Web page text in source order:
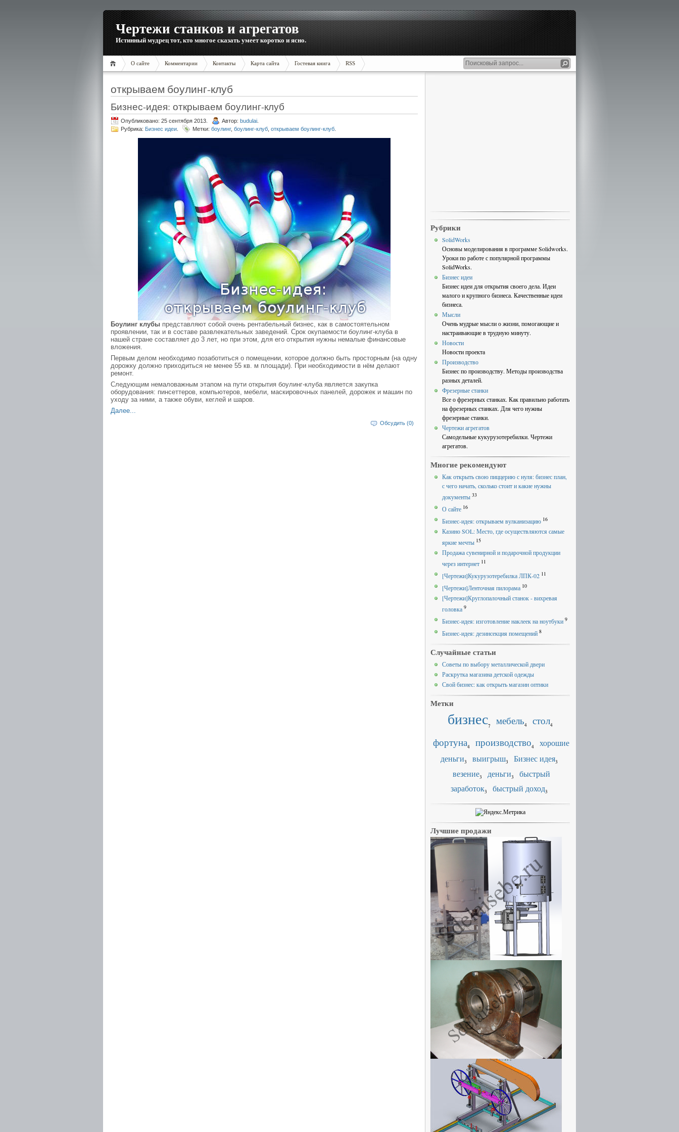
Чертежи станков и агрегатов
Истинный мудрец тот, кто многое сказать умеет коротко и ясно.
О сайте Комментарии Контакты Карта сайта Гостевая книга RSS
открываем боулинг-клуб
Бизнес-идея: открываем боулинг-клуб
Опубликовано: 25 сентября 2013. Автор: budulai
Рубрика: Бизнес идеи Метки: боулинг, боулинг-клуб открываем боулинг-клуб
Боулинг клубы представляют собой очень рентабельный бизнес, как в самостоятельном
проявлении, так и в составе развлекательных заведений. Срок окупаемости боулинг-клуба в
нашей стране составляет до 3 лет, но при этом, для его открытия нужны немалые финансовые
вложения.
Первым делом необходимо позаботиться о помещении, которое должно быть просторным (на одну
дорожку должно приходиться не менее 55 кв. м площади). При необходимости в нём делают
ремонт.
Следующим немаловажным этапом на пути открытия боулинг-клуба является закупка
оборудования: пинсеттеров, компьютеров, мебели, маскировочных панелей, дорожек и машин по
уходу за ними, а также обуви, кеглей и шаров.
Далее...
Обсудить (0)
Рубрики
SolidWorks
Основы моделирования в программе Solidworks.
Уроки по работе с популярной программы
SolidWorks.
Бизнес идеи
Бизнес идеи для открытия своего дела. Идеи
малого и крупного бизнеса. Качественные идеи
бизнеса.
Мысли
Очень мудрые мысли о жизни, помогающие и
настраивающие в трудную минуту.
Новости
Новости проекта
Производство
Бизнес по производству. Методы производства
разных деталей.
Фрезерные станки
Все о фрезерных станках. Как правильно работать
на фрезерных станках. Для чего нужны
фрезерные станки.
Чертежи агрегатов
Самодельные кукурузотеребилки. Чертежи
агрегатов.
Многие рекомендуют
Как открыть свою пиццерию с нуля: бизнес план,
с чего начать, сколько стоит и какие нужны
документы 33
О сайте 16
Бизнес-идея: открываем вулканизацию 16
Казино SOL: Место, где осуществляются самые
яркие мечты 15
Продажа сувенирной и подарочной продукции
через интернет 11
[Чертежи]Кукурузотеребилка ЛПК-02 11
[Чертежи]Ленточная пилорама 10
[Чертежи]Круглопалочный станок - вихревая
головка 9
Бизнес-идея: изготовление наклеек на ноутбуки 9
Бизнес-идея: дезинсекция помещений 8
Случайные статьи
Советы по выбору металлической двери
Раскрутка магазина детской одежды
Свой бизнес: как открыть магазин оптики
Метки
бизнес7 мебель4 стол4
фортуна4 производство4
хорошие
деньги3 выигрыш3 Бизнес идея3
везение3 деньги3
быстрый
заработок3 быстрый доход3
Лучшие продажи